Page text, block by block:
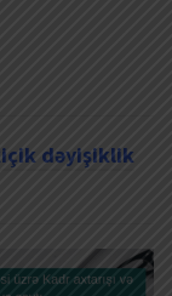
dəyişiklik